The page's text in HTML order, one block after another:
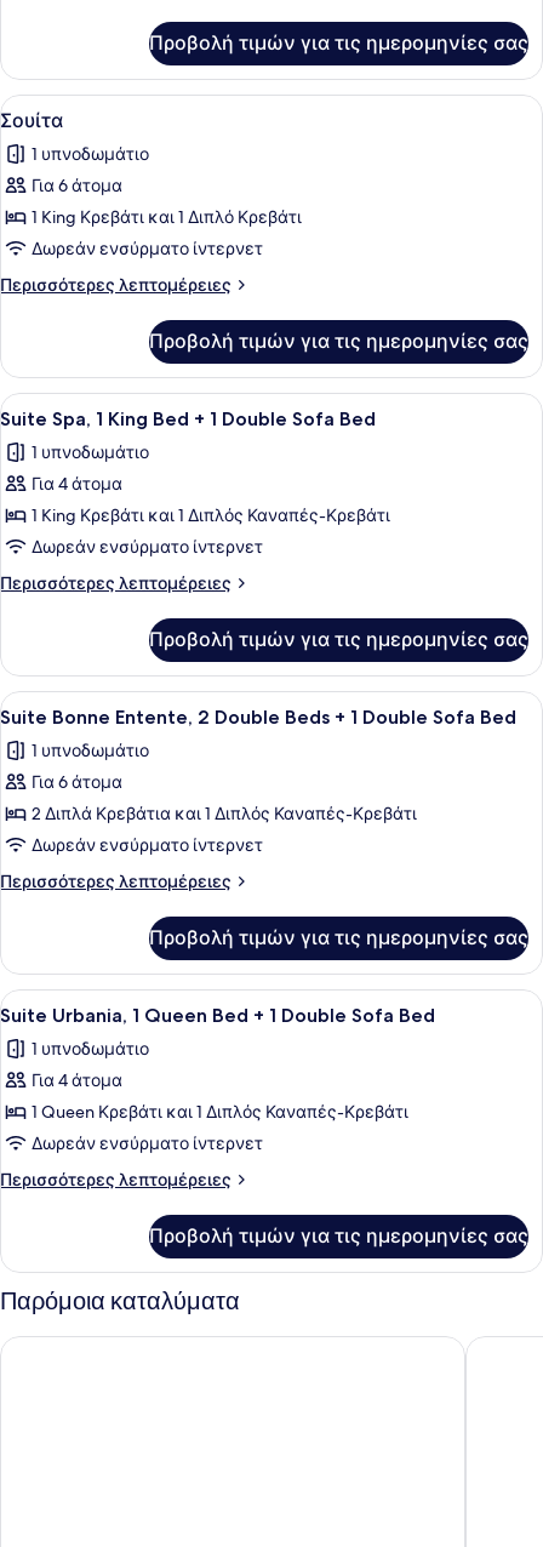
Προβολή τιμών για τις ημερομηνίες σας
Προβολή
όλων
των
φωτογραφιών
για
Σουίτα
Ένα δωμάτιο ξενοδοχείου με δύο
7
Σουίτα
1 υπνοδωμάτιο
Για 6 άτομα
1 King Κρεβάτι και 1 Διπλό Κρεβάτι
Δωρεάν ενσύρματο ίντερνετ
Περισσότερες λεπτομέρειες
Περισσότερες
Προβολή τιμών για τις ημερομηνίες σας
Προβολή
όλων
των
φωτογραφιών
για
Suite
Spa,
1
Bed
+
1
Double
Sofa
Bed
Ένα μοντέρνο σαλόνι με
6
Suite Spa, 1 King Bed + 1 Double Sofa Bed
1 υπνοδωμάτιο
Για 4 άτομα
1 King Κρεβάτι και 1 Διπλός Καναπές-Κρεβάτι
Δωρεάν ενσύρματο ίντερνετ
Περισσότερες λεπτομέρειες
Περισσότερες
Spa,
King
+
Sofa
Bed
Προβολή τιμών για τις ημερομηνίες σας
Προβολή
όλων
των
φωτογραφιών
για
Suite
Bonne
Entente,
Double
Beds
+
Double
Sofa
Bed
Ένα σαλόνι με έναν καναπέ, μια
3
Suite Bonne Entente, 2 Double Beds + 1 Double Sofa Bed
1 υπνοδωμάτιο
Για 6 άτομα
2 Διπλά Κρεβάτια και 1 Διπλός Καναπές-Κρεβάτι
Δωρεάν ενσύρματο ίντερνετ
Περισσότερες λεπτομέρειες
Περισσότερες
Bonne
Entente,
2
Beds
+
Double
Sofa
Προβολή τιμών για τις ημερομηνίες σας
Προβολή
όλων
των
φωτογραφιών
για
Suite
Urbania,
1
Bed
+
1
Double
Ένα δωμάτιο ξενοδοχείου με ένα
6
Suite Urbania, 1 Queen Bed + 1 Double Sofa Bed
1 υπνοδωμάτιο
Για 4 άτομα
1 Queen Κρεβάτι και 1 Διπλός Καναπές-Κρεβάτι
Δωρεάν ενσύρματο ίντερνετ
Περισσότερες λεπτομέρειες
Περισσότερες
Urbania,
Queen
+
Προβολή τιμών για τις ημερομηνίες σας
Παρόμοια καταλύματα
Hôtel Plaza Québec par JARO Hotel